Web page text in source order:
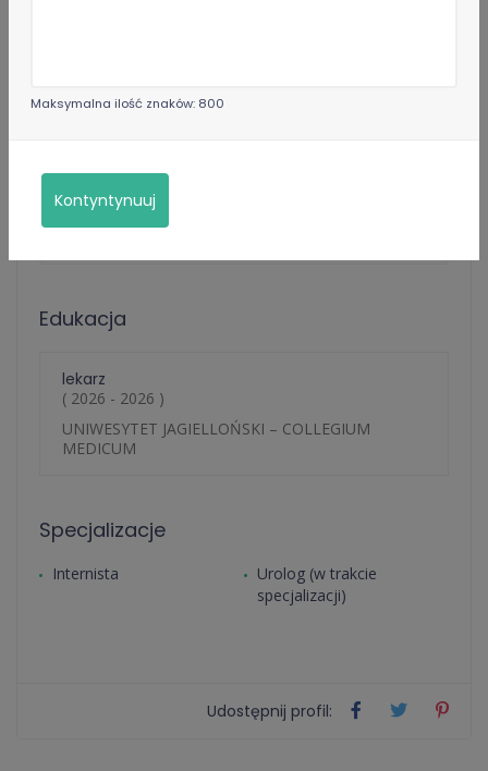
Konsultacja lekarska o e-Zwolnienie dla studenta
Urolog (w trakcie specjalizacji)
Edukacja
lekarz
( 2026 - 2026 )
UNIWESYTET JAGIELLOŃSKI – COLLEGIUM
MEDICUM
Specjalizacje
Internista
Urolog (w trakcie
specjalizacji)
Udostępnij profil:
Maksymalna ilość znaków: 800
Kontyntynuuj